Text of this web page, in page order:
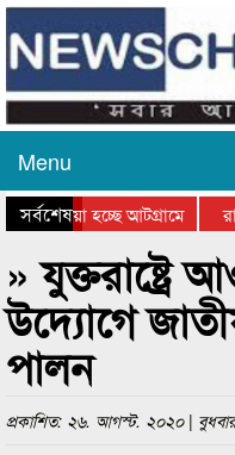
Menu
সর্বশেষ
যাওয়া হচ্ছে আটগ্রামে
পুরস্কার বিতরণ সম্পন্ন
» যুক্তরাষ্ট্রে
উদ্যোগে
পালন
প্রকাশিত: ২৬. আগস্ট. ২০২০ | বুধবার